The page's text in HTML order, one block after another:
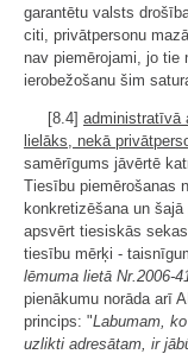
garantētu valsts
citi, privātpersonu
nav piemērojami, jo tie
ierobežošanu šim
[8.4] administratīvā
lielāks, nekā
samērīgums jāvērtē
Tiesību piemērošanas
konkretizēšana un
apsvērt tiesiskās
tiesību mērķi -
lēmuma lietā Nr.2006-
pienākumu norāda arī
princips: "Labumam,
uzlikti adresātam, ir